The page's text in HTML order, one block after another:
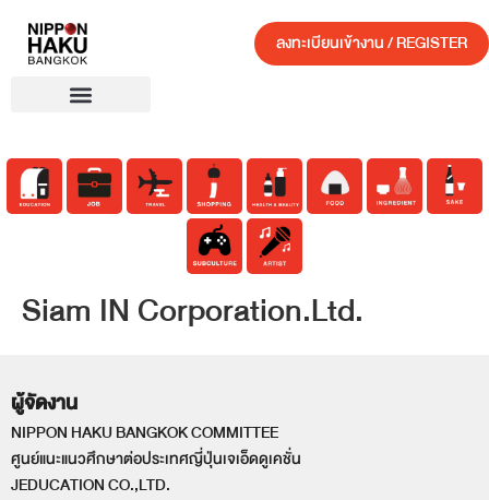
ลงทะเบียนเข้างาน / REGISTER
Siam IN Corporation.Ltd.
ผู้จัดงาน
NIPPON HAKU BANGKOK COMMITTEE
ศูนย์แนะแนวศึกษาต่อประเทศญี่ปุ่นเจเอ็ดดูเคชั่น
JEDUCATION CO.,LTD.